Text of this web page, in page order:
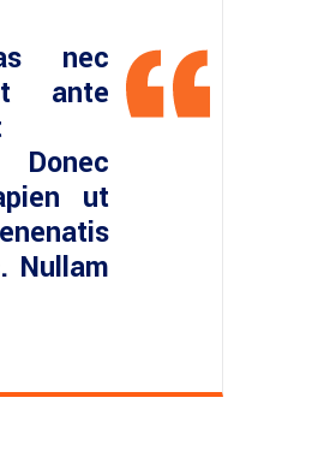
nec
ante
Donec
ut
Nullam